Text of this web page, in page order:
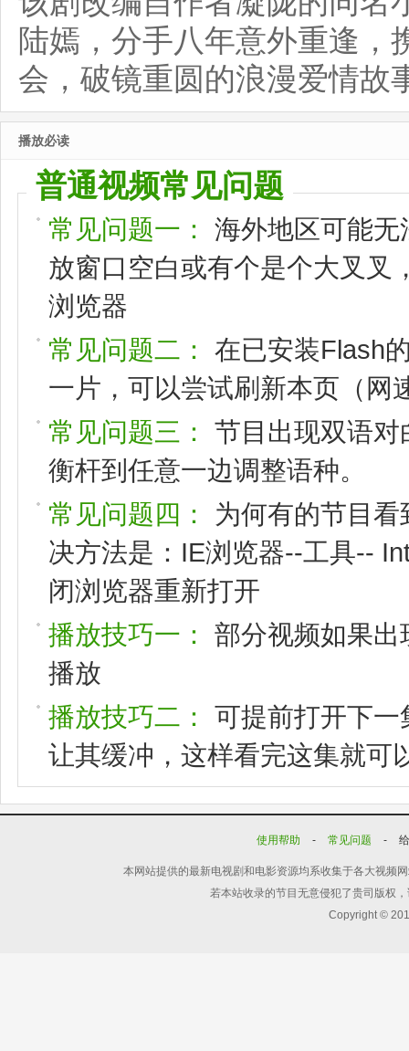
陆嫣，分手八年意外重逢，
会，破镜重圆的浪漫爱情故
播放必读
普通视频常见问题
常见问题一：
海外地区可能
放窗口空白或有个是个大叉叉
浏览器
常见问题二：
在已安装Flash
一片，可以尝试刷新本页（网
常见问题三：
节目出现双语
衡杆到任意一边调整语种。
常见问题四：
为何有的节目
决方法是：IE浏览器--工具--
闭浏览器重新打开
播放技巧一：
部分视频如果
播放
播放技巧二：
可提前打开下
让其缓冲，这样看完这集就可
使用帮助 - 常见问题 -
本网站提供的最新电视剧和电影资源均系收集于各大视频
若本站收录的节目无意侵犯了贵司版权
Copyright ©